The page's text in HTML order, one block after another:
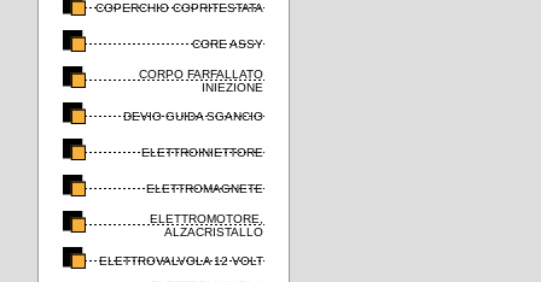
COPERCHIO COPRITESTATA
CORE ASSY
CORPO FARFALLATO
INIEZIONE
DEVIO GUIDA SGANCIO
ELETTROINIETTORE
ELETTROMAGNETE
ELETTROMOTORE,
ALZACRISTALLO
ELETTROVALVOLA 12 VOLT